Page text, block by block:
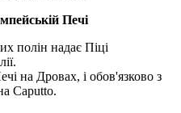
Печі
полін надає Піці
на Дровах, і обов'язково з
Caputto.